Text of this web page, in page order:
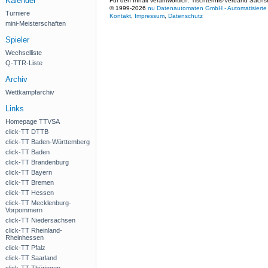
Turniere
mini-Meisterschaften
Spieler
Wechselliste
Q-TTR-Liste
Archiv
Wettkampfarchiv
Links
Homepage TTVSA
click-TT DTTB
click-TT Baden-Württemberg
click-TT Baden
click-TT Brandenburg
click-TT Bayern
click-TT Bremen
click-TT Hessen
click-TT Mecklenburg-
Vorpommern
click-TT Niedersachsen
click-TT Rheinland-
Rheinhessen
click-TT Pfalz
click-TT Saarland
© 1999-2026 nu Datenautomaten GmbH -
Kontakt
Impressum Datenschutz